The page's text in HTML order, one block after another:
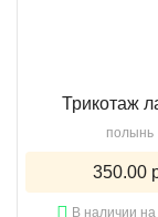
Трикотаж
полынь
350.00
В наличии на